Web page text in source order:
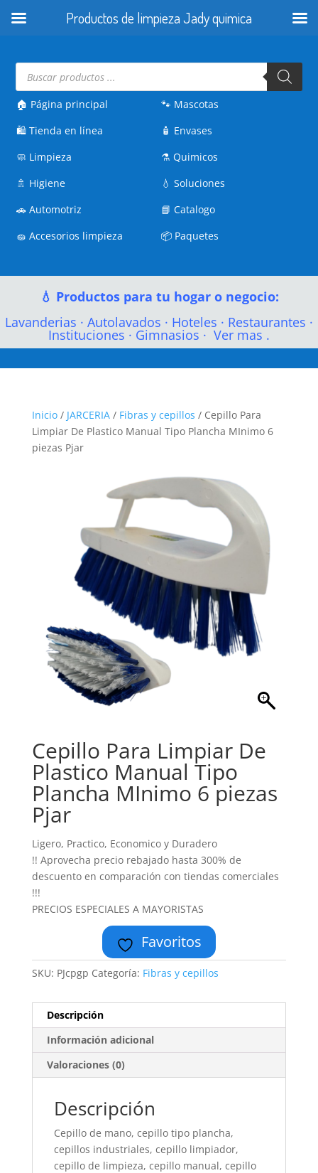
Búsqueda
productos
🏠 Página principal
🛍️Tienda en línea
🧼 Limpieza
🚿 Higiene
🚗Automotriz
🧽Accesorios limpieza
🐾 Mascotas
🧴 Envases
⚗️Quimicos
💧Soluciones
📘Catalogo
📦 Paquetes
💧 Productos para tu hogar o negocio:
Lavanderias · Autolavados · Hoteles · Restaurantes ·
Instituciones · Gimnasios · Ver mas .
Inicio/ JARCERIA/ Fibras y cepillos / Cepillo Para
Limpiar De Plastico Manual Tipo Plancha MInimo 6
piezas Pjar
Cepillo Para Limpiar De
Plastico Manual Tipo
Plancha MInimo 6 piezas
Pjar
Ligero, Practico, Economico y Duradero
!! Aprovecha precio rebajado hasta 300% de
descuento en comparación con tiendas comerciales
!!!
PRECIOS ESPECIALES A MAYORISTAS
Favoritos
SKU: PJcpgp Categoría: Fibras y cepillos
Descripción
Información adicional
Valoraciones (0)
Descripción
Cepillo de mano, cepillo tipo plancha,
cepillos industriales, cepillo limpiador,
cepillo de limpieza, cepillo manual, cepillo
Productos de limpieza Jady quimica